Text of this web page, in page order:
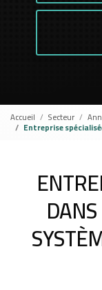
Accueil Secteur
Entreprise